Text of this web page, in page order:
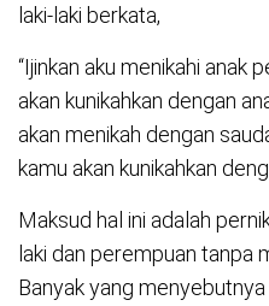
laki-laki berkata,
“Ijinkan aku menikahi anak
akan kunikahkan dengan
akan menikah dengan
kamu akan kunikahkan
Maksud hal ini adalah
laki dan perempuan tanpa
Banyak yang